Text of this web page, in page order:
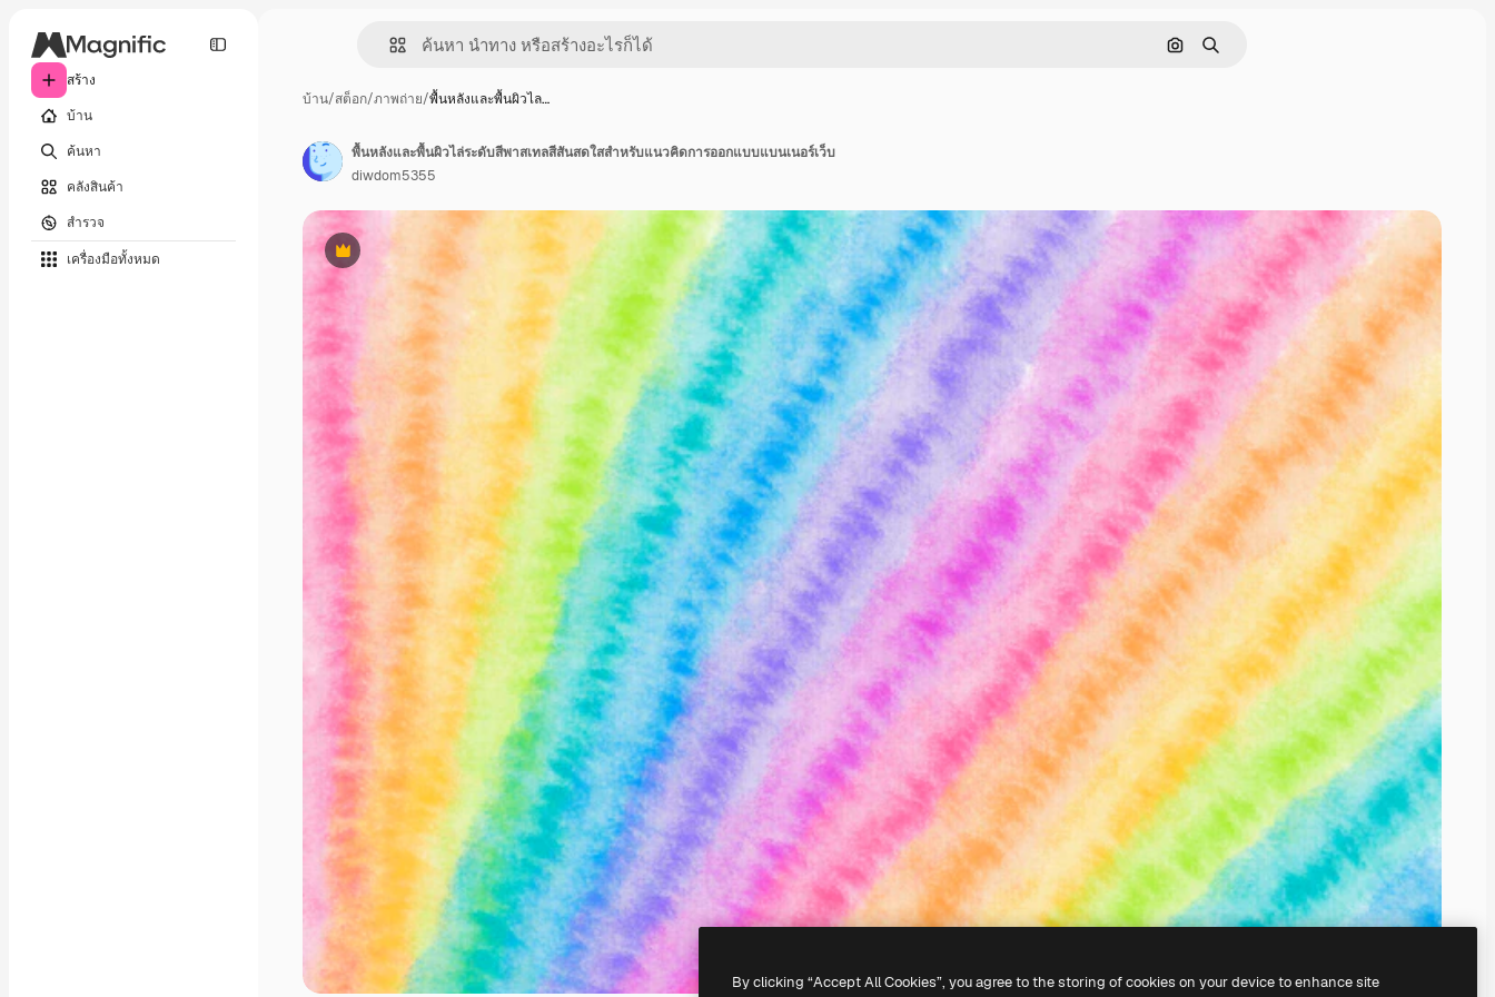
สร้าง
บ้าน
ค้นหา
คลังสินค้า
สำรวจ
เครื่องมือทั้งหมด
ค้นหาตามรูปภาพ
ค้นหา
บ้าน/สต็อก/ภาพถ่าย/พื้นหลังและพื้นผิวไล…
พรีเมี่ยม
พื้นหลังและพื้นผิวไล่ระดับสีพาสเทลสีสันสดใสสำหรับแนวคิดการออกแบบแบนเนอร์เว็บ
diwdom5355
By clicking “Accept All Cookies”, you agree to the storing of cookies on your device to enhance site